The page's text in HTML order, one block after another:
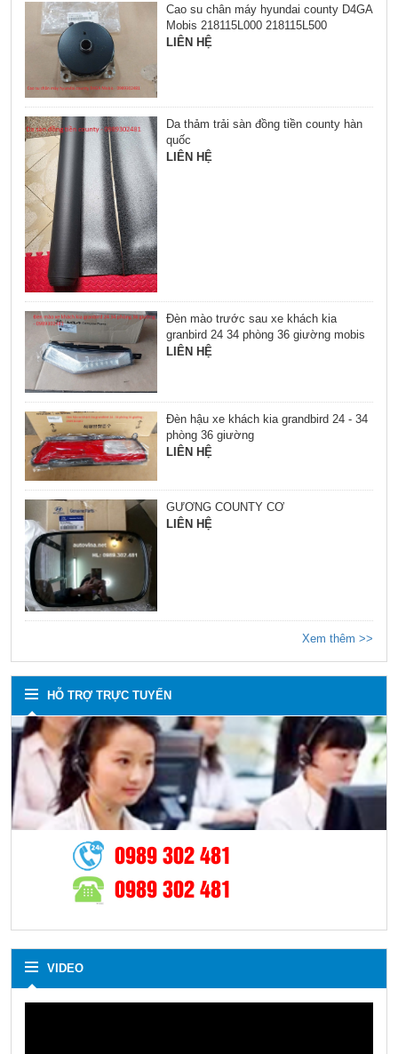
Cao su chân máy hyundai county D4GA
Mobis 218115L000 218115L500
LIÊN HỆ
Da thảm trải sàn đồng tiền county hàn
quốc
LIÊN HỆ
Đèn mào trước sau xe khách kia
granbird 24 34 phòng 36 giường mobis
LIÊN HỆ
Đèn hậu xe khách kia grandbird 24 - 34
phòng 36 giường
LIÊN HỆ
GƯƠNG COUNTY CƠ
LIÊN HỆ
Xem thêm >>
HỖ TRỢ TRỰC TUYẾN
0989 302 481
0989 302 481
VIDEO